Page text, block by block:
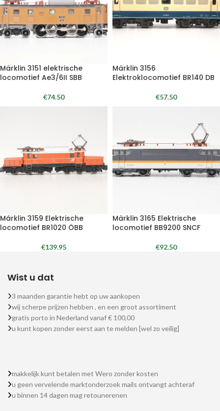
Märklin 3151 elektrische
locomotief Ae3/6II SBB
€74.50
Märklin 3156
Elektroklocomotief BR140 DB
€57.50
Márklin 3159 Elektrische
locomotief BR1020 ÖBB
€139.95
Märklin 3165 Elektrische
locomotief BB9200 SNCF
€92.50
Wist u dat
3 maanden garantie hebt op uw aankopen
wij scherpe prijzen hebben , en een groot assortiment
gratis porto in Nederland vanaf € 100,00
u kunt kopen zonder eerst aan te melden [wel zo veilig]
makkelijk kunt betalen met Wero zonder kosten
u geen vervelende marktonderzoek mails ontvangt achteraf
u binnen 14 dagen mag retounerenen